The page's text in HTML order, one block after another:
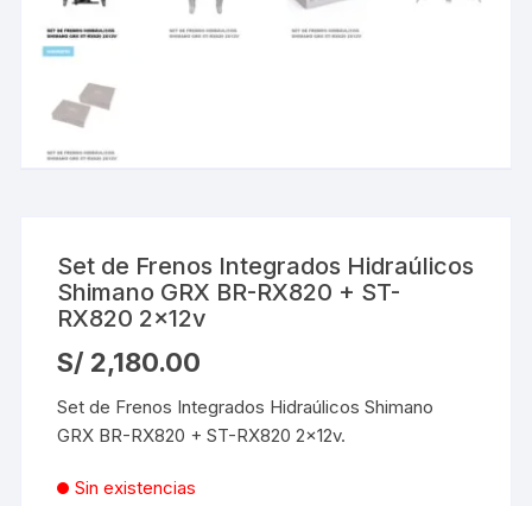
Set de Frenos Integrados Hidraúlicos
Shimano GRX BR-RX820 + ST-
RX820 2x12v
S/ 2,180.00
Set de Frenos Integrados Hidraúlicos Shimano
GRX BR-RX820 + ST-RX820 2x12v.
Sin existencias